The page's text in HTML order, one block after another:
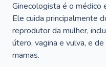
Ginecologista é o médico
Ele cuida principalmente
reprodutor da mulher,
útero, vagina e vulva, e
mamas.